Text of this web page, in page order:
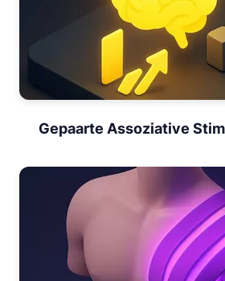
Gepaarte Assoziative